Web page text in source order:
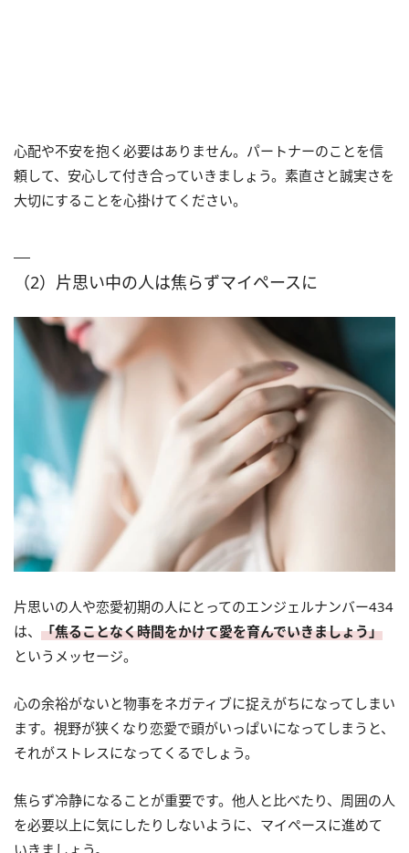
心配や不安を抱く必要はありません。パートナーのことを信
頼して、安心して付き合っていきましょう。素直さと誠実さを
大切にすることを心掛けてください。
（2）片思い中の人は焦らずマイペースに
片思いの人や恋愛初期の人にとってのエンジェルナンバー434
は、 「焦ることなく時間をかけて愛を育んでいきましょう」
というメッセージ。
心の余裕がないと物事をネガティブに捉えがちになってしまい
ます。視野が狭くなり恋愛で頭がいっぱいになってしまうと、
それがストレスになってくるでしょう。
焦らず冷静になることが重要です。他人と比べたり、周囲の人
を必要以上に気にしたりしないように、マイペースに進めて